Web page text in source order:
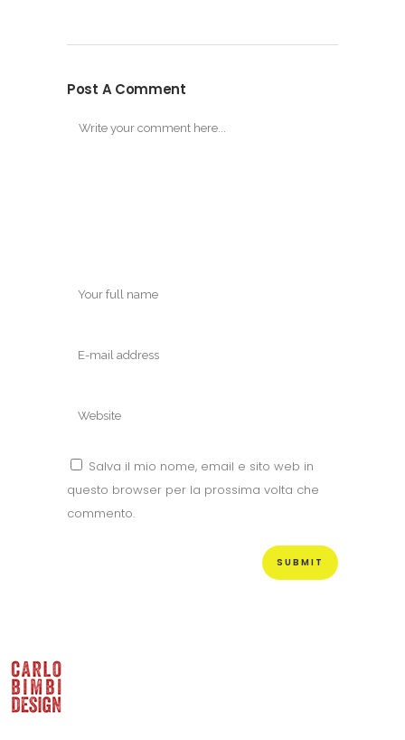
Post A Comment
Salva il mio nome, email e sito web in
questo browser per la prossima volta che
commento.